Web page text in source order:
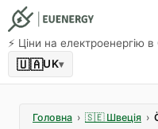
⚡️ Ціни на електроенергію в
🇺🇦UK▾
Головна › 🇸🇪 Швеція ›